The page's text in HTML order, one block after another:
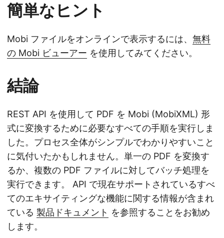
簡単なヒント
Mobi ファイルをオンラインで表示するには、 無料
の Mobi ビューアー を使用してみてください。
結論
REST API を使用して PDF を Mobi (MobiXML) 形
式に変換するために必要なすべての手順を実行しま
した。プロセス全体がシンプルでわかりやすいこと
に気付いたかもしれません。単一の PDF を変換す
るか、複数の PDF ファイルに対してバッチ処理を
実行できます。 API で現在サポートされているすべ
てのエキサイティングな機能に関する情報が含まれ
ている 製品ドキュメント を参照することをお勧め
します。